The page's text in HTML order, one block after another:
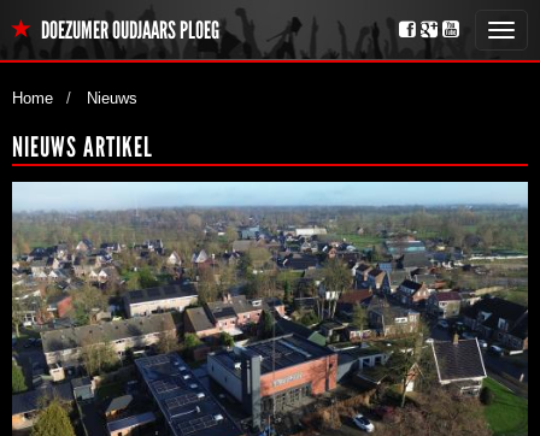
DOEZUMER OUDJAARS PLOEG
Home Nieuws
NIEUWS ARTIKEL